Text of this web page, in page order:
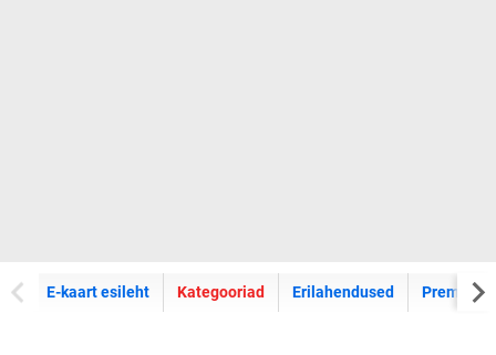
E-kaart esileht E-kaartide
Kategooriad Erilahendused Premium